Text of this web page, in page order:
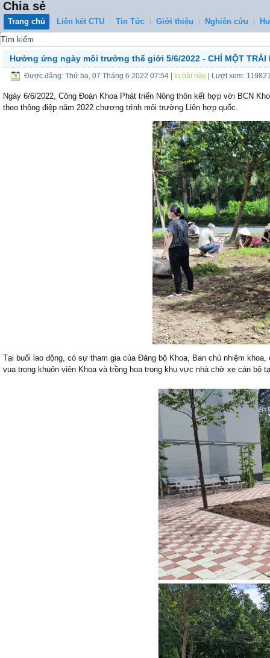
Chia sẻ
Trang chủ Liên kết CTU Tin Tức Giới thiệu Nghiên cứu
0
Hưởng ứng ngày môi trường thế giới 5/6/2022 - CHỈ MỘT TRÁI
Được đăng: Thứ ba, 07 Tháng 6 2022 07:54 In bài này | Lượt xem:
Ngày 6/6/2022, Công Đoàn Khoa Phát triển Nông thôn kết hợp với BCN
theo thông điệp năm 2022 chương trình môi trường Liên hợp quốc.
Tại buổi lao động, có sự tham gia của Đảng bộ Khoa, Ban chủ nhiệm
vua trong khuôn viên Khoa và trồng hoa trong khu vực nhà chờ xe cán bộ